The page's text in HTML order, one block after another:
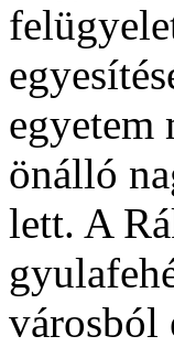
egyetem
önálló
lett. A
városból